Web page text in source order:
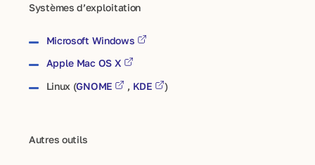
Systèmes d’exploitation
Microsoft Windows
Apple Mac OS X
Linux (GNOME , KDE )
Autres outils